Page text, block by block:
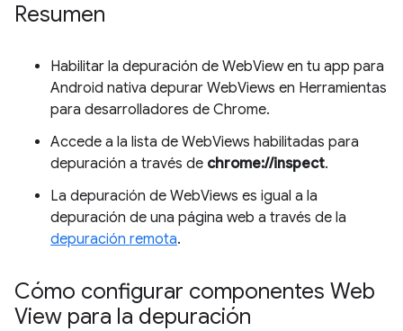
Resumen
Habilitar la depuración de WebView en tu app para
Android nativa depurar WebViews en Herramientas
para desarrolladores de Chrome.
Accede a la lista de WebViews habilitadas para
depuración a través de chrome://inspect.
La depuración de WebViews es igual a la
depuración de una página web a través de la
depuración remota.
Cómo configurar componentes Web
View para la depuración